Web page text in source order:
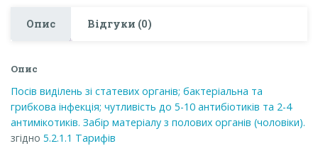
чутливість
антибіотиків
та
2-
4
антимікотиків.
Забір
Опис Відгуки (0)
Опис
Посів виділень зі статевих органів; бактеріальна та
грибкова інфекція; чутливість до 5-10 антибіотиків та 2-4
антимікотиків. Забір матеріалу з полових органів (чоловіки).
згідно 5.2.1.1 Тарифів